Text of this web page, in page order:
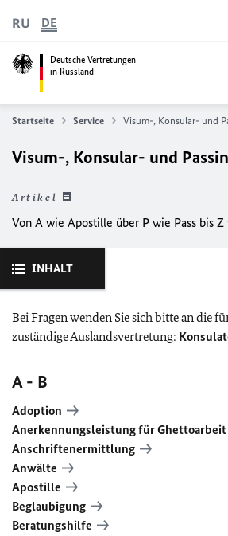
Deutsche Vertretungen
in Russland
RU DE
Startseite Service Visum-, Konsular- und
Visum-, Konsular- und
Artikel
Von A wie Apostille über P wie Pass bis
INHALT
Bei Fragen wenden Sie sich bitte an die
zuständige Auslandsvertretung:
A - B
Adoption
Anerkennungsleistung für Ghettoarbeit
Anschriftenermittlung
Anwälte
Apostille
Beglaubigung
Beratungshilfe